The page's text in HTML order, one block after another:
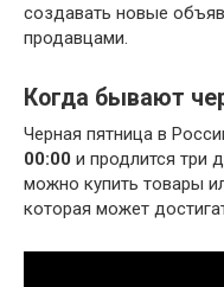
создавать новые
продавцами.
Когда бывают
Черная пятница в
00:00 и продлится три
можно купить товары
которая может